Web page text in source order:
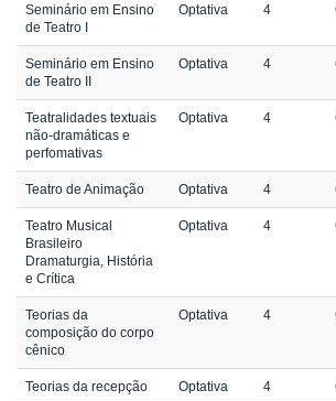
Seminário em Ensino
de Teatro I
Optativa 4
Seminário em Ensino
de Teatro II
Optativa 4
Teatralidades textuais
não-dramáticas e
perfomativas
Optativa 4
Teatro de Animação Optativa 4
Teatro Musical
Brasileiro
Dramaturgia, História
e Crítica
Optativa 4
Teorias da
composição do corpo
cênico
Optativa 4
Teorias da recepção Optativa 4